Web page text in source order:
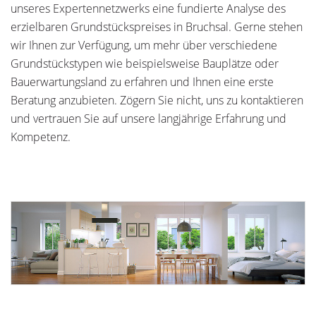
unseres Expertennetzwerks eine fundierte Analyse des
erzielbaren Grundstückspreises in Bruchsal. Gerne stehen
wir Ihnen zur Verfügung, um mehr über verschiedene
Grundstückstypen wie beispielsweise Bauplätze oder
Bauerwartungsland zu erfahren und Ihnen eine erste
Beratung anzubieten. Zögern Sie nicht, uns zu kontaktieren
und vertrauen Sie auf unsere langjährige Erfahrung und
Kompetenz.